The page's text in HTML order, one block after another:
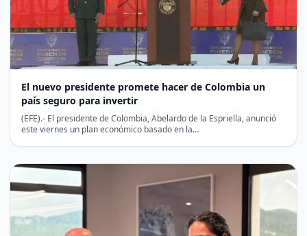
El nuevo presidente promete hacer de Colombia un
país seguro para invertir
(EFE).- El presidente de Colombia, Abelardo de la Espriella, anunció
este viernes un plan económico basado en la…